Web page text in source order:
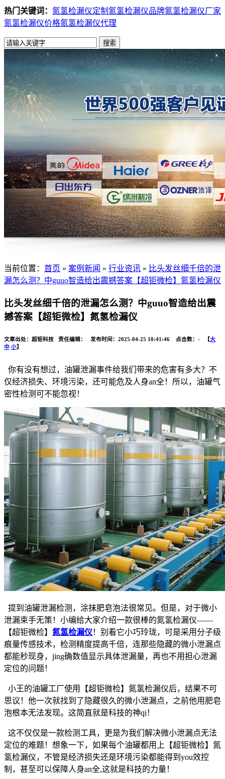
热门关键词： 氮氢检漏仪定制 氮氢检漏仪品牌氮氢检漏仪厂家
氮氢检漏仪价格氮氢检漏仪代理
当前位置： 首页 » 案例新闻 » 行业资讯 » 比头发丝细千倍的泄
漏怎么测？中guuo智造给出震撼答案【超钜微检】氮氢检漏仪
比头发丝细千倍的泄漏怎么测？中guuo智造给出震
撼答案【超钜微检】氮氢检漏仪
文章出处：超钜科技 责任编辑： 发布时间：2025-04-25 10:41:46 点击数： - 【大
中 小】
你有没有想过，油罐泄漏事件给我们带来的危害有多大？不
仅经济损失、环境污染，还可能危及人身an全！所以，油罐气
密性检测可不能忽视！
提到油罐泄漏检测，涂抹肥皂泡法很常见。但是，对于微小
泄漏束手无策！小编给大家介绍一款很棒的氮氢检漏仪——
【超钜微检】 氮氢检漏仪！别看它小巧玲珑，可是采用分子级
痕量传感技术，检测精度提高千倍，连那些隐藏的微小泄漏点
都能秒现身，jing确数值显示具体泄漏量，再也不用担心泄漏
定位的问题！
小王的油罐工厂使用【超钜微检】氮氢检漏仪后，结果不可
思议！他一次就找到了隐藏很久的微小泄漏点，之前他用肥皂
泡根本无法发现。这简直就是科技的神qi！
这不仅仅是一款检测工具，更是为我们解决微小泄漏点无法
定位的难题！想象一下，如果每个油罐都用上【超钜微检】氮
氢检漏仪，不管是经济损失还是环境污染都能得到you效控
制，甚至可以保障人身an全,这就是科技的力量！